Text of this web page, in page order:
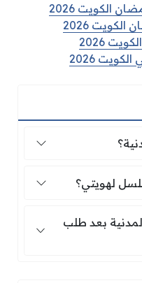
الكويت 2026
2026
2026
2026
لهويتي؟
لهويتي؟
المدنية بعد طلب
بعد طلب